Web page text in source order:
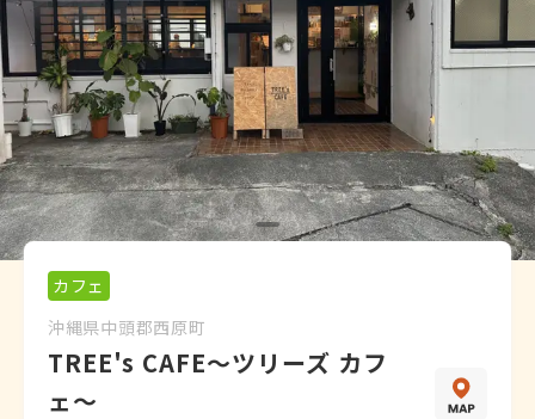
カフェ
沖縄県中頭郡西原町
TREE's CAFE〜ツリーズ カフ
ェ〜